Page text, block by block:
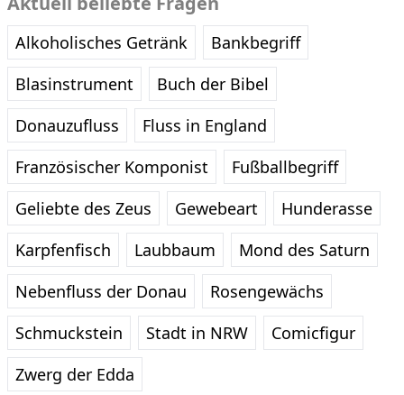
Alkoholisches Getränk
Bankbegriff
Blasinstrument
Buch der Bibel
Donauzufluss
Fluss in England
Französischer Komponist
Fußballbegriff
Geliebte des Zeus
Gewebeart
Hunderasse
Karpfenfisch
Laubbaum
Mond des Saturn
Nebenfluss der Donau
Rosengewächs
Schmuckstein
Stadt in NRW
Comicfigur
Zwerg der Edda